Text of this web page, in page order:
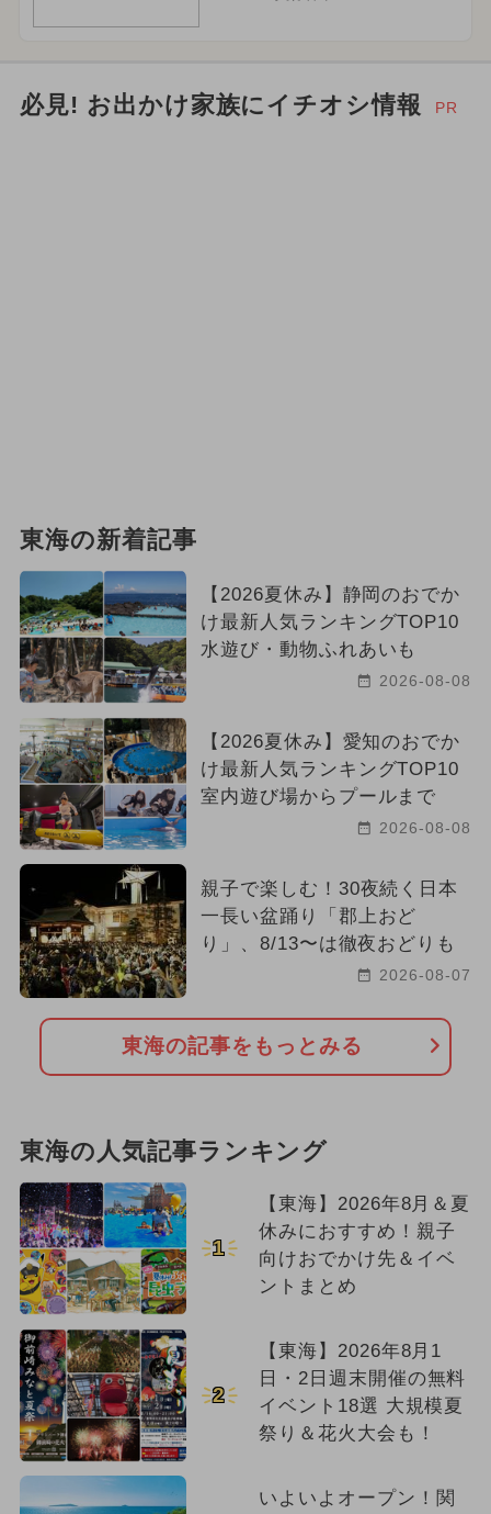
必見! お出かけ家族にイチオシ情報 PR
東海の新着記事
【2026夏休み】静岡のおでか
け最新人気ランキングTOP10
水遊び・動物ふれあいも
2026-08-08
【2026夏休み】愛知のおでか
け最新人気ランキングTOP10
室内遊び場からプールまで
2026-08-08
親子で楽しむ！30夜続く日本
一長い盆踊り「郡上おど
り」、8/13〜は徹夜おどりも
2026-08-07
東海の記事をもっとみる
東海の人気記事ランキング
1
【東海】2026年8月＆夏
休みにおすすめ！親子
向けおでかけ先＆イベ
ントまとめ
2
【東海】2026年8月1
日・2日週末開催の無料
イベント18選 大規模夏
祭り＆花火大会も！
いよいよオープン！関